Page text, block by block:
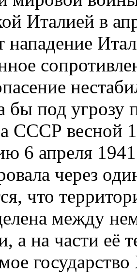
Италией в
нападение
бы под угрозу
СССР весной
6 апреля
через
что
между
а на части её